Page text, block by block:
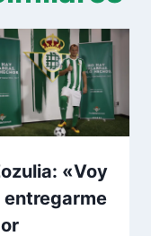
«Voy
entregarme